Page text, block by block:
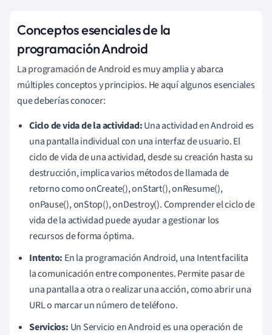
Conceptos esenciales de la
programación Android
La programación de Android es muy amplia y abarca
múltiples conceptos y principios. He aquí algunos esenciales
que deberías conocer:
Ciclo de vida de la actividad:Una actividad en Android es
una pantalla individual con una interfaz de usuario. El
ciclo de vida de una actividad, desde su creación hasta su
destrucción, implica varios métodos de llamada de
retorno como onCreate(), onStart(), onResume(),
onPause(), onStop(), onDestroy(). Comprender el ciclo de
vida de la actividad puede ayudar a gestionar los
recursos de forma óptima.
Intento: En la programación Android, una Intent facilita
la comunicación entre componentes. Permite pasar de
una pantalla a otra o realizar una acción, como abrir una
URL o marcar un número de teléfono.
Servicios: Un Servicio en Android es una operación de